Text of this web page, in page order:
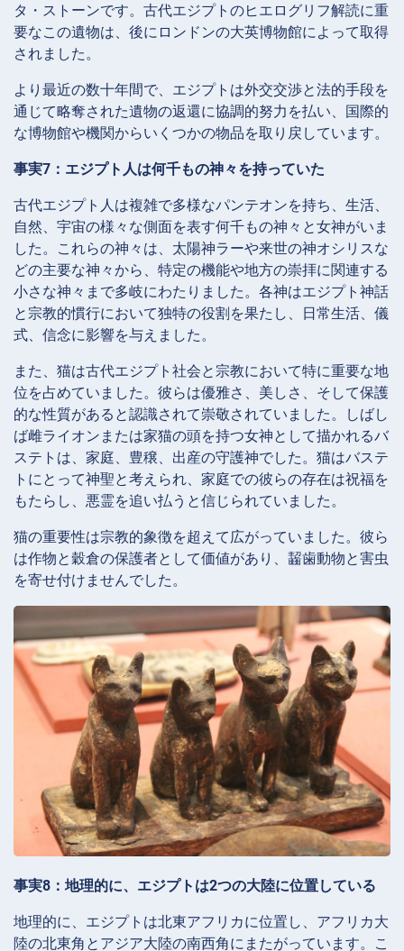
タ・ストーンです。古代エジプトのヒエログリフ解読に重
要なこの遺物は、後にロンドンの大英博物館によって取得
されました。
より最近の数十年間で、エジプトは外交交渉と法的手段を
通じて略奪された遺物の返還に協調的努力を払い、国際的
な博物館や機関からいくつかの物品を取り戻しています。
事実7：エジプト人は何千もの神々を持っていた
古代エジプト人は複雑で多様なパンテオンを持ち、生活、
自然、宇宙の様々な側面を表す何千もの神々と女神がいま
した。これらの神々は、太陽神ラーや来世の神オシリスな
どの主要な神々から、特定の機能や地方の崇拝に関連する
小さな神々まで多岐にわたりました。各神はエジプト神話
と宗教的慣行において独特の役割を果たし、日常生活、儀
式、信念に影響を与えました。
また、猫は古代エジプト社会と宗教において特に重要な地
位を占めていました。彼らは優雅さ、美しさ、そして保護
的な性質があると認識されて崇敬されていました。しばし
ば雌ライオンまたは家猫の頭を持つ女神として描かれるバ
ステトは、家庭、豊穣、出産の守護神でした。猫はバステ
トにとって神聖と考えられ、家庭での彼らの存在は祝福を
もたらし、悪霊を追い払うと信じられていました。
猫の重要性は宗教的象徴を超えて広がっていました。彼ら
は作物と穀倉の保護者として価値があり、齧歯動物と害虫
を寄せ付けませんでした。
事実8：地理的に、エジプトは2つの大陸に位置している
地理的に、エジプトは北東アフリカに位置し、アフリカ大
陸の北東角とアジア大陸の南西角にまたがっています。こ